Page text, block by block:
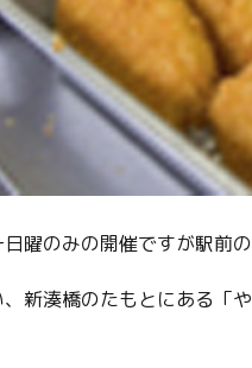
曜のみの開催ですが駅前
新湊橋のたもとにある「